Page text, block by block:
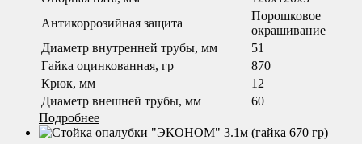
Антикоррозийная защита
Порошковое
окрашивание
Диаметр внутренней трубы, мм
51
Гайка оцинкованная, гр
870
Крюк, мм
12
Диаметр внешней трубы, мм
60
Подробнее